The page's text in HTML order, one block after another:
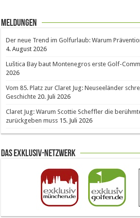
Meldungen
Der neue Trend im Golfurlaub: Warum
4. August 2026
Luštica Bay baut Montenegros erste Golf-
2026
Vom 85. Platz zur Claret Jug: Neuseeländer
Geschichte 20. Juli 2026
Claret Jug: Warum Scottie Scheffler die
zurückgeben muss 15. Juli 2026
Das Exklusiv-Netzwerk